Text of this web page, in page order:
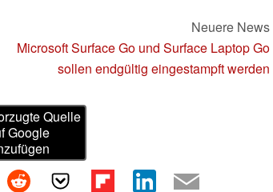
Neuere News
Microsoft Surface Go und Surface Laptop Go
sollen endgültig eingestampft werden
Quelle
Google